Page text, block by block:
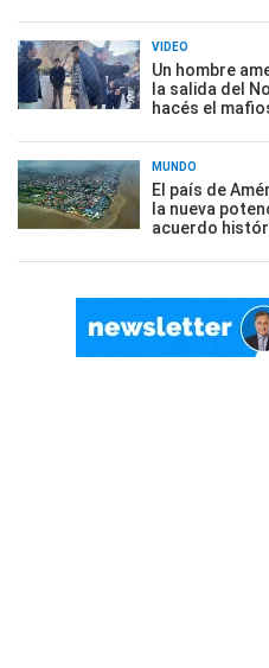
VIDEO
Un hombre
la salida del
hacés el
MUNDO
El país de
la nueva
acuerdo